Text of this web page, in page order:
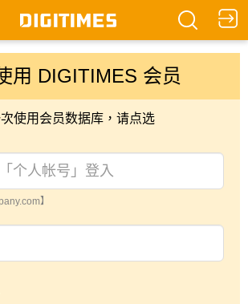
用 DIGITIMES 会员
使用会员数据库，请点选
】